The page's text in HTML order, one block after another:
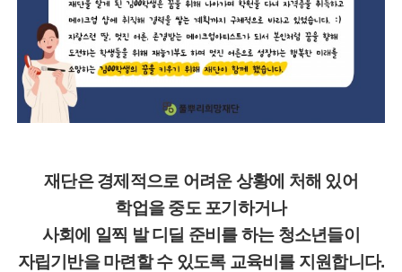
재단은 경제적으로 어려운 상황에 처해 있어
학업을 중도 포기하거나
사회에 일찍 발 디딜 준비를 하는 청소년들이
자립기반을 마련할 수 있도록 교육비를 지원합니다.